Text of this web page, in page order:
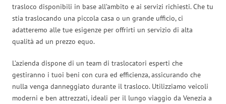
trasloco disponibili in base all’ambito e ai servizi richiesti. Che tu
stia traslocando una piccola casa o un grande ufficio, ci
adatteremo alle tue esigenze per offrirti un servizio di alta
qualità ad un prezzo equo.
L’azienda dispone di un team di traslocatori esperti che
gestiranno i tuoi beni con cura ed efficienza, assicurando che
nulla venga danneggiato durante il trasloco. Utilizziamo veicoli
moderni e ben attrezzati, ideali per il lungo viaggio da Venezia a